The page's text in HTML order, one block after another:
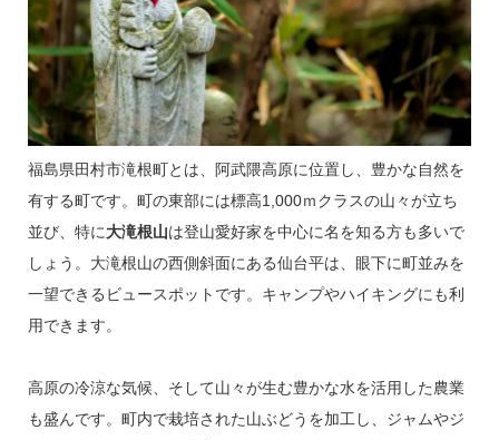
福島県田村市滝根町とは、阿武隈高原に位置し、豊かな自然を
有する町です。町の東部には標高1,000ｍクラスの山々が立ち
並び、特に大滝根山は登山愛好家を中心に名を知る方も多いで
しょう。大滝根山の西側斜面にある仙台平は、眼下に町並みを
一望できるビュースポットです。キャンプやハイキングにも利
用できます。
高原の冷涼な気候、そして山々が生む豊かな水を活用した農業
も盛んです。町内で栽培された山ぶどうを加工し、ジャムやジ